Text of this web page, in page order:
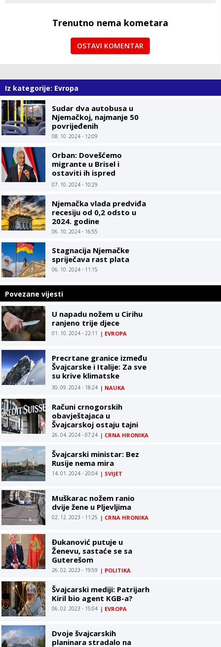
Trenutno nema kometara
OSTAVI KOMENTAR
Iz kategorije: Evropa
Sudar dva autobusa u
Njemačkoj, najmanje 50
povrijeđenih
08. 10. 2024 - 12:09
Orban: Dovešćemo
migrante u Brisel i
ostaviti ih ispred
kancelarija EU
07. 10. 2024 - 10:29
Njemačka vlada predviđa
recesiju od 0,2 odsto u
2024. godine
06. 10. 2024 - 16:55
Stagnacija Njemačke
spriječava rast plata
06. 10. 2024 - 11:15
Povezane vijesti
U napadu nožem u Cirihu
ranjeno trije djece
01. 10. 2024 - 22:11 | EVROPA
Precrtane granice između
Švajcarske i Italije: Za sve
su krive klimatske
promjene
30. 09. 2024 - 18:24 | NAUKA
Računi crnogorskih
obavještajaca u
Švajcarskoj ostaju tajni
26. 04. 2024 - 07:24 | CRNA HRONIKA
Švajcarski ministar: Bez
Rusije nema mira
14. 01. 2024 - 20:04 | SVIJET
Muškarac nožem ranio
dvije žene u Pljevljima
02. 12. 2023 - 11:25 | CRNA HRONIKA
Đukanović putuje u
Ženevu, sastaće se sa
Guterešom
26. 02. 2023 - 19:59 | POLITIKA
Švajcarski mediji: Patrijarh
Kiril bio agent KGB-a?
06. 02. 2023 - 15:04 | EVROPA
Dvoje švajcarskih
planinara stradalo na